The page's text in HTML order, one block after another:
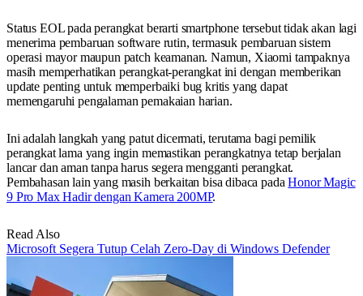
Status EOL pada perangkat berarti smartphone tersebut tidak akan lagi
menerima pembaruan software rutin, termasuk pembaruan sistem
operasi mayor maupun patch keamanan. Namun, Xiaomi tampaknya
masih memperhatikan perangkat-perangkat ini dengan memberikan
update penting untuk memperbaiki bug kritis yang dapat
memengaruhi pengalaman pemakaian harian.
Ini adalah langkah yang patut dicermati, terutama bagi pemilik
perangkat lama yang ingin memastikan perangkatnya tetap berjalan
lancar dan aman tanpa harus segera mengganti perangkat.
Pembahasan lain yang masih berkaitan bisa dibaca padaHonor Magic
9 Pro Max Hadir dengan Kamera 200MP.
Read Also
Microsoft Segera Tutup Celah Zero-Day di Windows Defender